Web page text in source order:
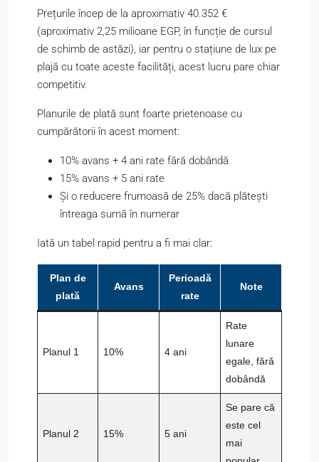
Prețurile încep de la aproximativ 40.352 €
(aproximativ 2,25 milioane EGP, în funcție de cursul
de schimb de astăzi), iar pentru o stațiune de lux pe
plajă cu toate aceste facilități, acest lucru pare chiar
competitiv.
Planurile de plată sunt foarte prietenoase cu
cumpărătorii în acest moment:
10% avans + 4 ani rate fără dobândă
15% avans + 5 ani rate
Și o reducere frumoasă de 25% dacă plătești
întreaga sumă în numerar
Iată un tabel rapid pentru a fi mai clar:
Plan de
plată
Avans
Perioadă
rate
Note
Planul 1 10% 4 ani
Rate
lunare
egale, fără
dobândă
Planul 2 15% 5 ani
Se pare că
este cel
mai